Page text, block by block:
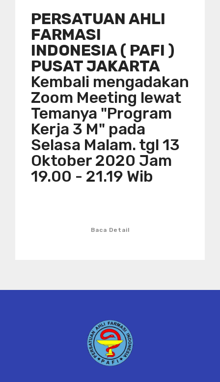
PERSATUAN AHLI
FARMASI
INDONESIA ( PAFI )
PUSAT JAKARTA
Kembali mengadakan
Zoom Meeting lewat
Temanya "Program
Kerja 3 M" pada
Selasa Malam. tgl 13
Oktober 2020 Jam
19.00 - 21.19 Wib
Baca Detail